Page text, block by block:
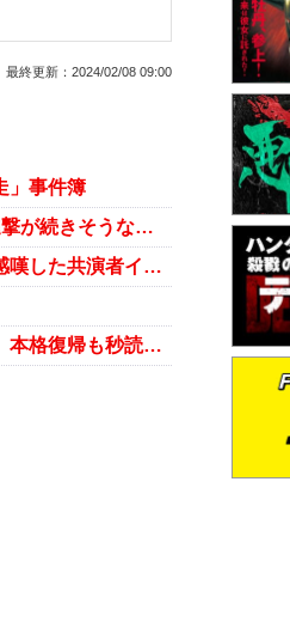
最終更新： 2024/02/08 09:00
」事件簿
やす子とゆうちゃみ、陰キャと陽キャの女王に？この2人の快進撃が続きそうな理由
女芸人やす子、トークスキル向上で圧巻の快進撃…松本人志も感嘆した共演者イジり
中島知子『ゴチバトル』サプライズ登場は年末のハイライト！ 本格復帰も秒読みか